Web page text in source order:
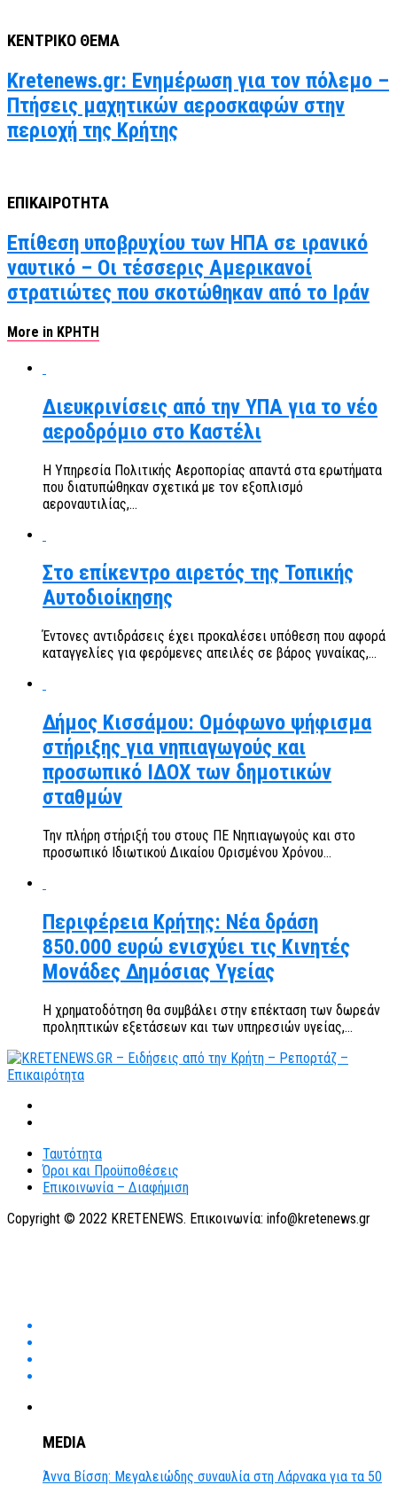
ΚΕΝΤΡΙΚΟ ΘΕΜΑ
Kretenews.gr: Ενημέρωση για τον πόλεμο –
Πτήσεις μαχητικών αεροσκαφών στην
περιοχή της Κρήτης
ΕΠΙΚΑΙΡΟΤΗΤΑ
Επίθεση υποβρυχίου των ΗΠΑ σε ιρανικό
ναυτικό – Οι τέσσερις Αμερικανοί
στρατιώτες που σκοτώθηκαν από το Ιράν
More in ΚΡΗΤΗ
Διευκρινίσεις από την ΥΠΑ για το νέο
αεροδρόμιο στο Καστέλι
Η Υπηρεσία Πολιτικής Αεροπορίας απαντά στα ερωτήματα
που διατυπώθηκαν σχετικά με τον εξοπλισμό
αεροναυτιλίας,...
Στο επίκεντρο αιρετός της Τοπικής
Αυτοδιοίκησης
Έντονες αντιδράσεις έχει προκαλέσει υπόθεση που αφορά
καταγγελίες για φερόμενες απειλές σε βάρος γυναίκας,...
Δήμος Κισσάμου: Ομόφωνο ψήφισμα
στήριξης για νηπιαγωγούς και
προσωπικό ΙΔΟΧ των δημοτικών
σταθμών
Την πλήρη στήριξή του στους ΠΕ Νηπιαγωγούς και στο
προσωπικό Ιδιωτικού Δικαίου Ορισμένου Χρόνου...
Περιφέρεια Κρήτης: Νέα δράση
850.000 ευρώ ενισχύει τις Κινητές
Μονάδες Δημόσιας Υγείας
Η χρηματοδότηση θα συμβάλει στην επέκταση των δωρεάν
προληπτικών εξετάσεων και των υπηρεσιών υγείας,...
Ταυτότητα
Όροι και Προϋποθέσεις
Επικοινωνία – Διαφήμιση
Copyright © 2022 KRETENEWS. Επικοινωνία: info@kretenews.gr
MEDIA
Άννα Βίσση: Μεγαλειώδης συναυλία στη Λάρνακα για τα 50